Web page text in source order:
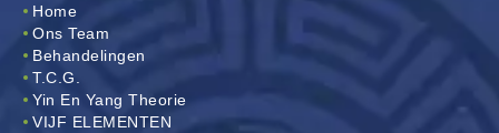
Home
Ons Team
Behandelingen
T.C.G.
Yin En Yang Theorie
VIJF ELEMENTEN